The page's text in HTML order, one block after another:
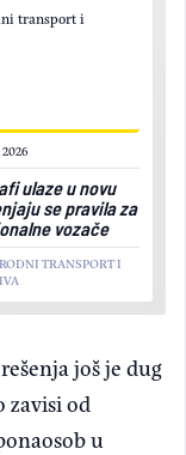
ulaze u novu
se pravila za
vozače
TRANSPORT I
još je dug
zavisi od
u